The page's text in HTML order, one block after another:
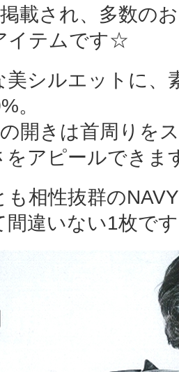
載され、多数の
イテムです☆
シルエットに、
。
開きは首周りを
をアピールできま
も相性抜群の
違いない1枚で